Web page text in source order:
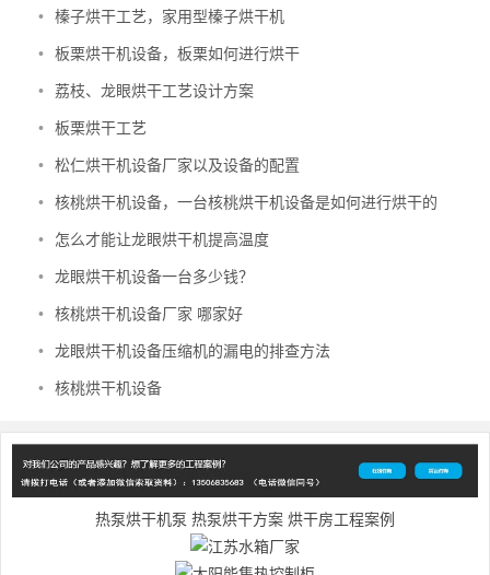
• 榛子烘干工艺，家用型榛子烘干机
• 板栗烘干机设备，板栗如何进行烘干
• 荔枝、龙眼烘干工艺设计方案
• 板栗烘干工艺
• 松仁烘干机设备厂家以及设备的配置
• 核桃烘干机设备，一台核桃烘干机设备是如何进行烘干的
• 怎么才能让龙眼烘干机提高温度
• 龙眼烘干机设备一台多少钱？
• 核桃烘干机设备厂家 哪家好
• 龙眼烘干机设备压缩机的漏电的排查方法
• 核桃烘干机设备
热泵烘干机泵 热泵烘干方案 烘干房工程案例